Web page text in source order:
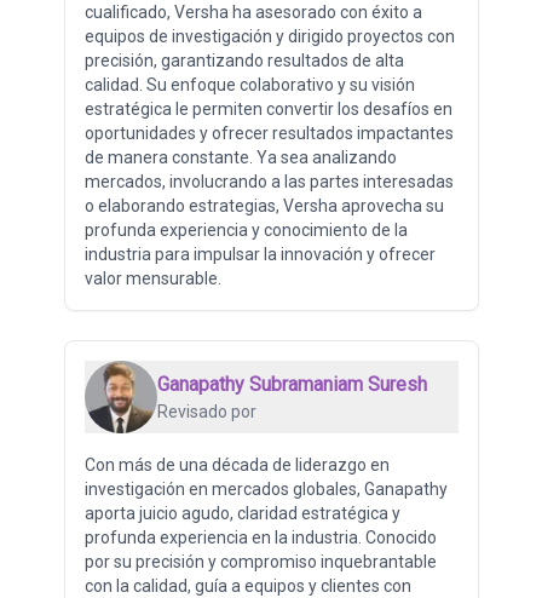
cualificado, Versha ha asesorado con éxito a
equipos de investigación y dirigido proyectos con
precisión, garantizando resultados de alta
calidad. Su enfoque colaborativo y su visión
estratégica le permiten convertir los desafíos en
oportunidades y ofrecer resultados impactantes
de manera constante. Ya sea analizando
mercados, involucrando a las partes interesadas
o elaborando estrategias, Versha aprovecha su
profunda experiencia y conocimiento de la
industria para impulsar la innovación y ofrecer
valor mensurable.
Ganapathy Subramaniam Suresh
Revisado por
Con más de una década de liderazgo en
investigación en mercados globales, Ganapathy
aporta juicio agudo, claridad estratégica y
profunda experiencia en la industria. Conocido
por su precisión y compromiso inquebrantable
con la calidad, guía a equipos y clientes con